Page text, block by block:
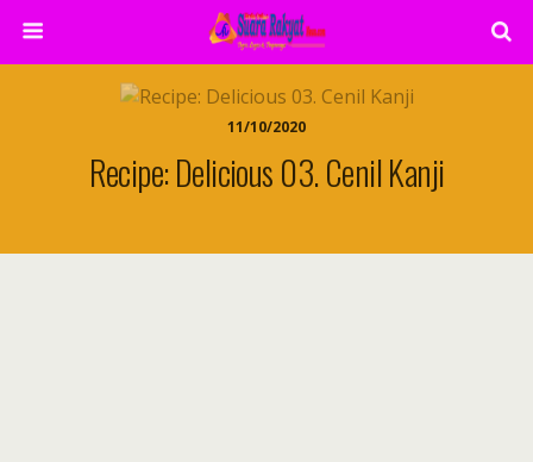
11/10/2020
Recipe: Delicious 03. Cenil Kanji